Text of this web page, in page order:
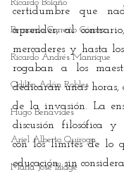
Ricardo Bolaño
Bernardo Carreño Gómez
Ricardo Andrés Manrique
Odilón Adán Robles
Hugo Benavides
Ariel Alberto Quiroga
María José Illidge
certidumbre que
aprender; al
mercaderes y hasta
rogaban a los
dedicaran unas
de la invasión. La
discusión filosófica y
con los límites de lo
educación, sin